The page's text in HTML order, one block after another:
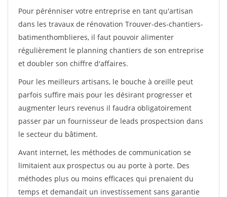
Pour pérénniser votre entreprise en tant qu'artisan
dans les travaux de rénovation Trouver-des-chantiers-
batimenthomblieres, il faut pouvoir alimenter
régulièrement le planning chantiers de son entreprise
et doubler son chiffre d'affaires.
Pour les meilleurs artisans, le bouche à oreille peut
parfois suffire mais pour les désirant progresser et
augmenter leurs revenus il faudra obligatoirement
passer par un fournisseur de leads prospectsion dans
le secteur du bâtiment.
Avant internet, les méthodes de communication se
limitaient aux prospectus ou au porte à porte. Des
méthodes plus ou moins efficaces qui prenaient du
temps et demandait un investissement sans garantie